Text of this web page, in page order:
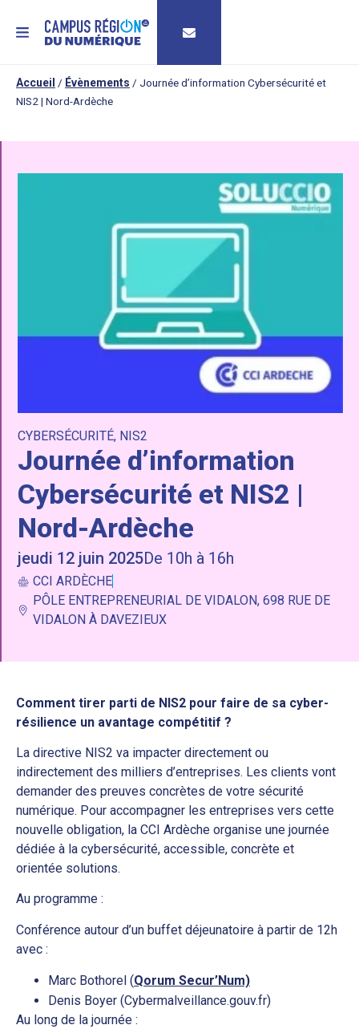
MENU
Accueil / Évènements / Journée d’information Cybersécurité et
NIS2 | Nord-Ardèche
CYBERSÉCURITÉ, NIS2
Journée d’information
Cybersécurité et NIS2 |
Nord-Ardèche
jeudi 12 juin 2025De 10h à 16h
CCI ARDÈCHE
PÔLE ENTREPRENEURIAL DE VIDALON, 698 RUE DE
VIDALON À DAVEZIEUX
Comment tirer parti de NIS2 pour faire de sa cyber-
résilience un avantage compétitif ?
La directive NIS2 va impacter directement ou
indirectement des milliers d’entreprises. Les clients vont
demander des preuves concrètes de votre sécurité
numérique. Pour accompagner les entreprises vers cette
nouvelle obligation, la CCI Ardèche organise une journée
dédiée à la cybersécurité, accessible, concrète et
orientée solutions.
Au programme :
Conférence autour d’un buffet déjeunatoire à partir de 12h
avec :
Marc Bothorel (Qorum Secur’Num)
Denis Boyer (Cybermalveillance.gouv.fr)
Au long de la journée :